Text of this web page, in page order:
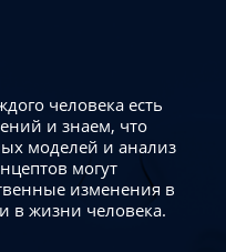
человека есть
и знаем, что
моделей и анализ
могут
изменения в
в жизни человека.